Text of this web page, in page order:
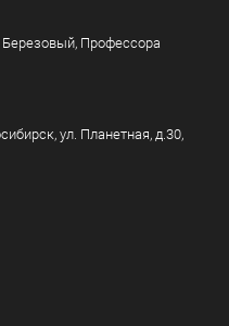
Березовый, Профессора
ул. Планетная, д.30,